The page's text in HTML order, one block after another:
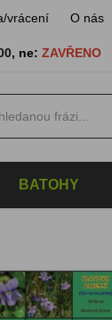
vrácení O nás
, ne: ZAVŘENO
BATOHY